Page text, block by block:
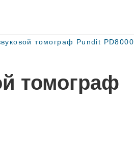
томограф Pundit PD8000
томограф